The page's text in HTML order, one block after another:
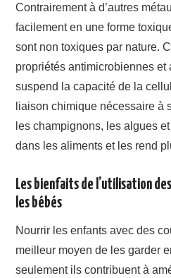
Contrairement à d’autres
facilement en une forme
sont non toxiques par nature.
propriétés antimicrobiennes et
suspend la capacité de la
liaison chimique nécessaire à
les champignons, les algues
dans les aliments et les rend
Les bienfaits de l’utilisation
les bébés
Nourrir les enfants avec des
meilleur moyen de les garder
seulement ils contribuent à